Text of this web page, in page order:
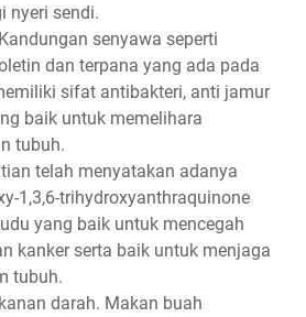
nyeri sendi.
senyawa seperti
dan terpana yang ada pada
sifat antibakteri, anti jamur
baik untuk memelihara
tubuh.
telah menyatakan adanya
1,3,6-trihydroxyanthraquinone
yang baik untuk mencegah
kanker serta baik untuk menjaga
tubuh.
darah. Makan buah